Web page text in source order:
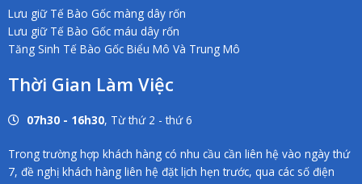
Lưu giữ Tế Bào Gốc màng dây rốn
Lưu giữ Tế Bào Gốc máu dây rốn
Tăng Sinh Tế Bào Gốc Biểu Mô Và Trung Mô
Thời Gian Làm Việc
07h30 - 16h30, Từ thứ 2 - thứ 6
Trong trường hợp khách hàng có nhu cầu cần liên hệ vào ngày thứ
7, đề nghị khách hàng liên hệ đặt lịch hẹn trước, qua các số điện